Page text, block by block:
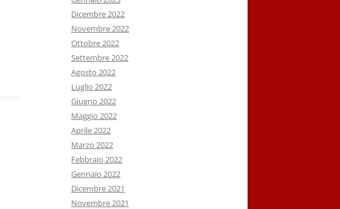
Dicembre 2022
Novembre 2022
Ottobre 2022
Settembre 2022
Agosto 2022
Luglio 2022
Giugno 2022
Maggio 2022
Aprile 2022
Marzo 2022
Febbraio 2022
Gennaio 2022
Dicembre 2021
Novembre 2021